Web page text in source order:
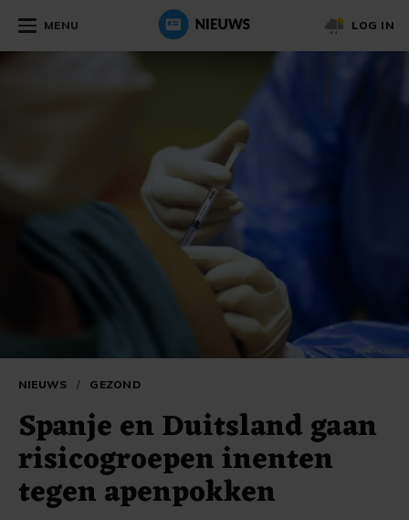
MENU LOG IN
NIEUWS / GEZOND
Spanje en Duitsland gaan
risicogroepen inenten
tegen apenpokken